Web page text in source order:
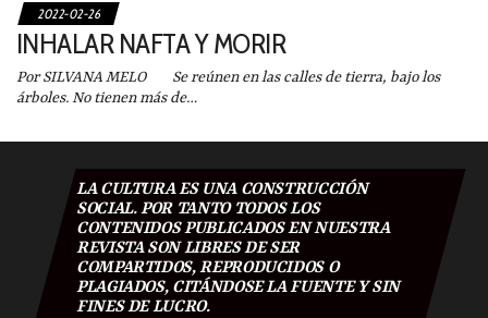
2022-02-26
INHALAR NAFTA Y MORIR
Por SILVANA MELO Se reúnen en las calles de tierra, bajo los
árboles. No tienen más de…
LA CULTURA ES UNA CONSTRUCCIÓN
SOCIAL. POR TANTO TODOS LOS
CONTENIDOS PUBLICADOS EN NUESTRA
REVISTA SON LIBRES DE SER
COMPARTIDOS, REPRODUCIDOS O
PLAGIADOS, CITÁNDOSE LA FUENTE Y SIN
FINES DE LUCRO.